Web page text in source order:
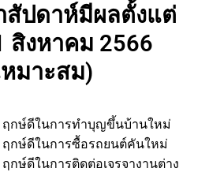
สัปดาห์มีผลตั้งแต่
สิงหาคม 2566
หมาะสม)
ฤกษ์ดีในการทำบุญขึ้นบ้านใหม่
ฤกษ์ดีในการซื้อรถยนต์คันใหม่
ฤกษ์ดีในการติดต่อเจรจางานต่าง